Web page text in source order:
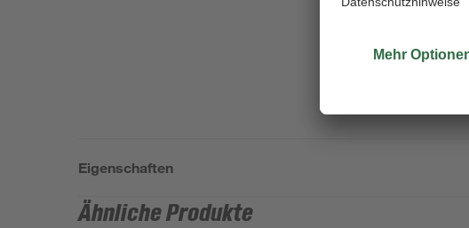
Eigenschaften
Ähnliche Produkte